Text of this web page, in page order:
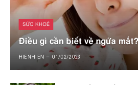
SỨC KHOẺ
Điều gì cần biết về ngứa mắt?
HIENHIEN 01/02/2023